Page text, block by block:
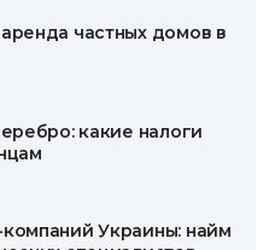
частных домов в
какие налоги
Украины: найм